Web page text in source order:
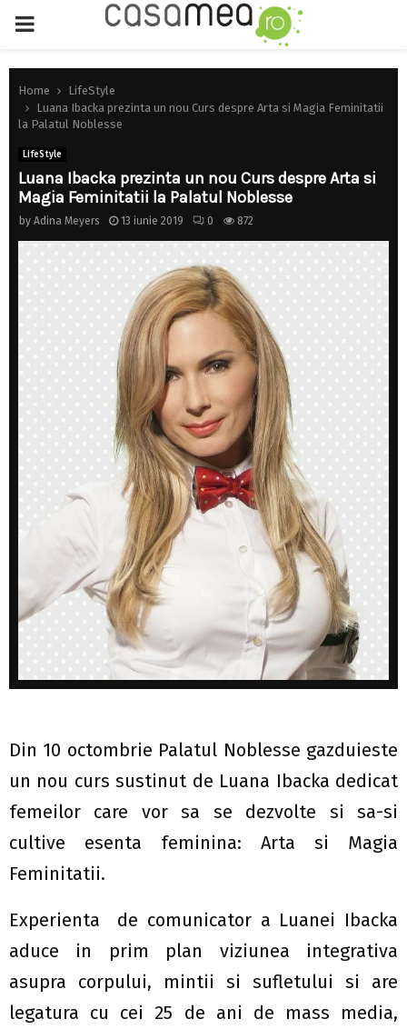
PRIMARY
MENU
Home
LifeStyle
Luana Ibacka prezinta un nou Curs despre Arta si Magia Feminitatii
la Palatul Noblesse
LifeStyle
Luana Ibacka prezinta un nou Curs despre Arta si
Magia Feminitatii la Palatul Noblesse
by Adina Meyers 13 iunie 2019 0 872
Din 10 octombrie Palatul Noblesse gazduieste
un nou curs sustinut de Luana Ibacka dedicat
femeilor care vor sa se dezvolte si sa-si
cultive esenta feminina: Arta si Magia
Feminitatii.
Experienta de comunicator a Luanei Ibacka
aduce in prim plan viziunea integrativa
asupra corpului, mintii si sufletului si are
legatura cu cei 25 de ani de mass media,